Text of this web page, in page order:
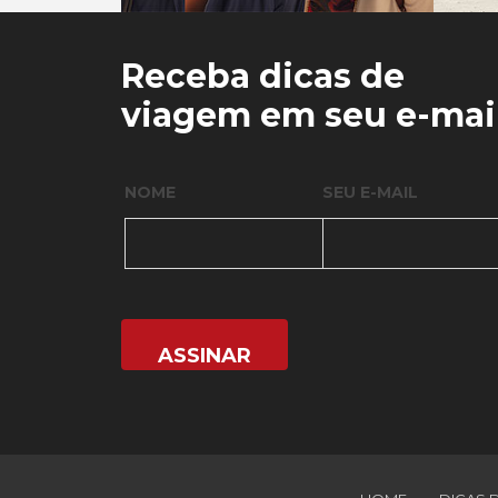
0 0
Receba dicas de
viagem em seu e-
NOME SEU E-MAIL